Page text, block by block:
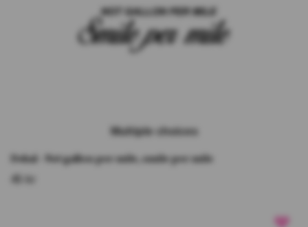
Multiple choices
Dekal - Not gallon per mile, smile per mile